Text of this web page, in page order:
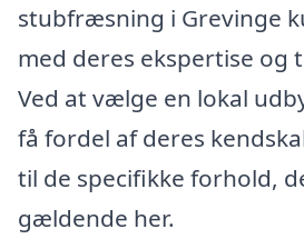
stubfræsning i Grevinge
med deres ekspertise og
Ved at vælge en lokal
få fordel af deres
til de specifikke forhold,
gældende her.